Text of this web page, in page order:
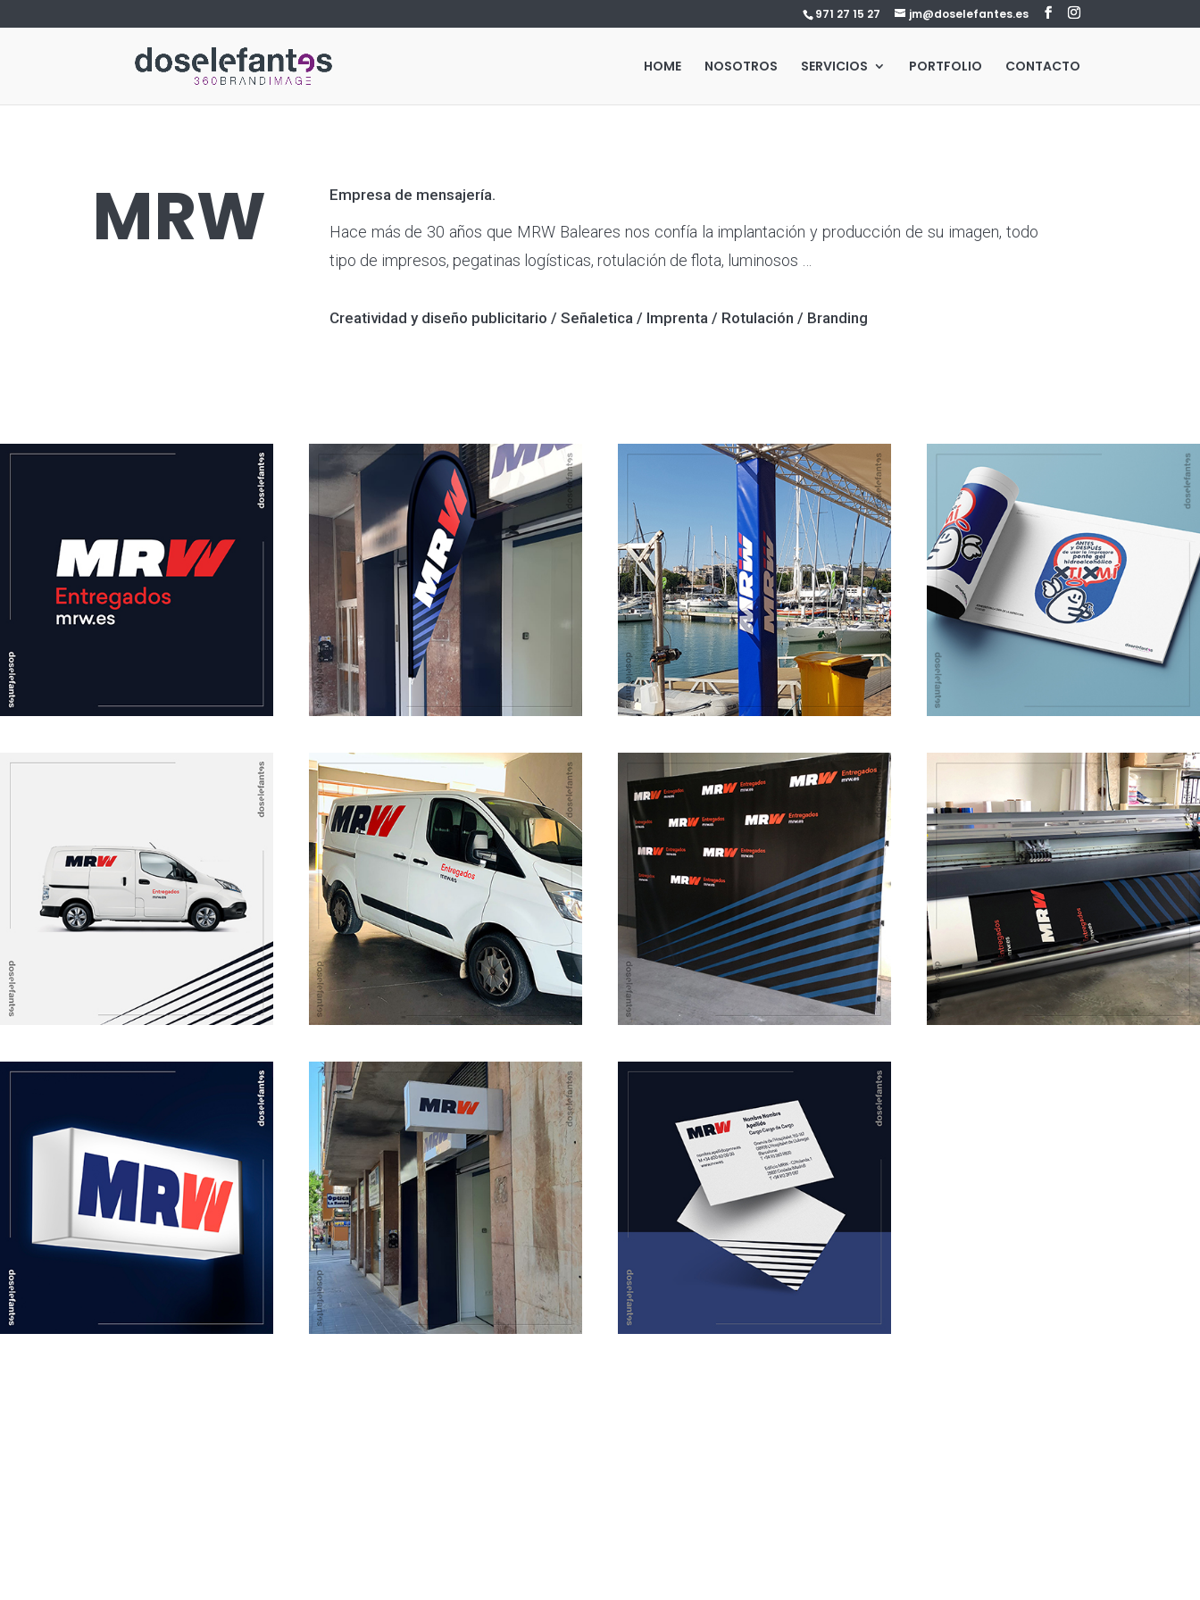
971 27 15 27 jm@doselefantes.es
HOME NOSOTROS SERVICIOS PORTFOLIO CONTACTO
MRW Empresa de mensajería.
Hace más de 30 años que MRW Baleares nos confía la implantación y producción de su imagen, todo
tipo de impresos, pegatinas logísticas, rotulación de flota, luminosos …
Creatividad y diseño publicitario / Señaletica / Imprenta / Rotulación / Branding